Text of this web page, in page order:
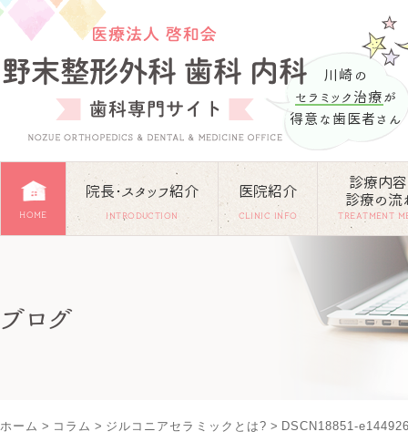
川崎の
セラミック治療 が
得意な歯医者さん
HOME
院長･スタッフ紹介
INTRODUCTION
医院紹介
CLINIC INFO
診療内
診療の流
TREATMENT
ブログ
ホーム > コラム > ジルコニアセラミックとは? > DSCN18851-